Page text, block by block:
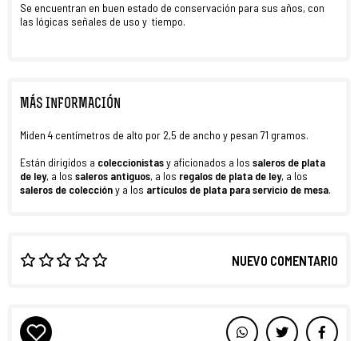
Se encuentran en buen estado de conservación para sus años, con
las lógicas señales de uso y tiempo.
MÁS INFORMACIÓN
Miden 4 centímetros de alto por 2,5 de ancho y pesan 71 gramos.
Están dirigidos a coleccionistasy aficionados a los saleros de plata
de ley, a los saleros antiguos, a los regalos de plata de ley, a los
saleros de coleccióny a los artículos de plata para servicio de mesa.
NUEVO COMENTARIO